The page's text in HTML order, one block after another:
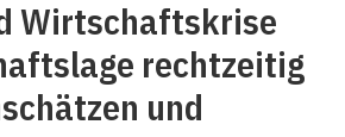
Wirtschaftskrise
rechtzeitig
und